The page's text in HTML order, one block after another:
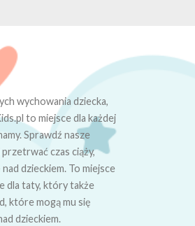
wychowania dziecka,
to miejsce dla każdej
Sprawdź nasze
czas ciąży,
dzieckiem. To miejsce
dla taty, który także
które mogą mu się
dzieckiem.